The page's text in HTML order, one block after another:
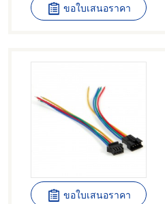
ขอใบเสนอราคา
ขอใบเสนอราคา